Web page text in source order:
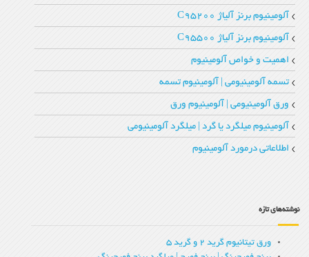
آلومینیوم برنز آلیاژ C95200
آلومینیوم برنز آلیاژ C95500
اهمیت و خواص آلومینیوم
تسمه آلومینیومی | آلومینیوم تسمه
ورق آلومینیومی | آلومینیوم ورق
آلومینیوم میلگرد یا گرد | میلگرد آلومینیومی
اطلاعاتی درمورد آلومینیوم
نوشته‌های تازه
ورق تیتانیوم گرید 2 و گرید 5